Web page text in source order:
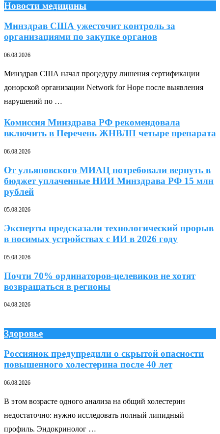
Новости медицины
Минздрав США ужесточит контроль за
организациями по закупке органов
06.08.2026
Минздрав США начал процедуру лишения сертификации
донорской организации Network for Hope после выявления
нарушений по …
Комиссия Минздрава РФ рекомендовала
включить в Перечень ЖНВЛП четыре препарата
06.08.2026
От ульяновского МИАЦ потребовали вернуть в
бюджет уплаченные НИИ Минздрава РФ 15 млн
рублей
05.08.2026
Эксперты предсказали технологический прорыв
в носимых устройствах с ИИ в 2026 году
05.08.2026
Почти 70% ординаторов-целевиков не хотят
возвращаться в регионы
04.08.2026
Здоровье
Россиянок предупредили о скрытой опасности
повышенного холестерина после 40 лет
06.08.2026
В этом возрасте одного анализа на общий холестерин
недостаточно: нужно исследовать полный липидный
профиль. Эндокринолог …